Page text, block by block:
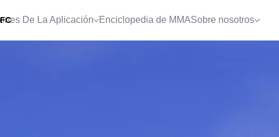
De La Aplicación Enciclopedia de MMASobre nosotros